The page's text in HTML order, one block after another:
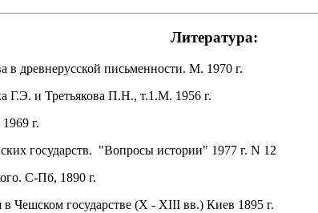
Литература:
в древнерусской письменности. М. 1970 г.
Г.Э. и Третьякова П.Н., т.1.М. 1956 г.
г.
государств. "Вопросы истории" 1977 г. N 12
С-Пб, 1890 г.
Чешском государстве (X - XIII вв.) Киев 1895 г.